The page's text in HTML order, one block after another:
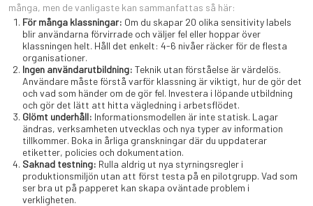
många, men de vanligaste kan sammanfattas så här:
För många klassningar: Om du skapar 20 olika sensitivity labels
blir användarna förvirrade och väljer fel eller hoppar över
klassningen helt. Håll det enkelt: 4-6 nivåer räcker för de flesta
organisationer.
Ingen användarutbildning: Teknik utan förståelse är värdelös.
Användare måste förstå varför klassning är viktigt, hur de gör det
och vad som händer om de gör fel. Investera i löpande utbildning
och gör det lätt att hitta vägledning i arbetsflödet.
Glömt underhåll: Informationsmodellen är inte statisk. Lagar
ändras, verksamheten utvecklas och nya typer av information
tillkommer. Boka in årliga granskningar där du uppdaterar
etiketter, policies och dokumentation.
Saknad testning: Rulla aldrig ut nya styrningsregler i
produktionsmiljön utan att först testa på en pilotgrupp. Vad som
ser bra ut på papperet kan skapa oväntade problem i
verkligheten.